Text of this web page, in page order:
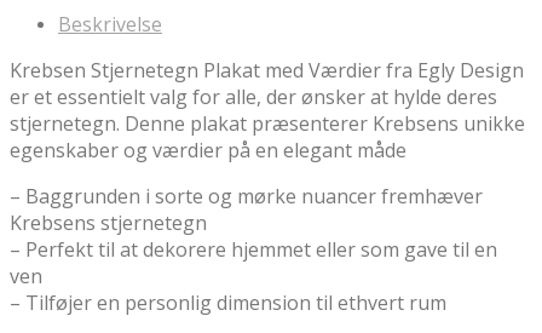
Beskrivelse
Krebsen Stjernetegn Plakat med Værdier fra Egly Design
er et essentielt valg for alle, der ønsker at hylde deres
stjernetegn. Denne plakat præsenterer Krebsens unikke
egenskaber og værdier på en elegant måde
– Baggrunden i sorte og mørke nuancer fremhæver
Krebsens stjernetegn
– Perfekt til at dekorere hjemmet eller som gave til en
ven
– Tilføjer en personlig dimension til ethvert rum